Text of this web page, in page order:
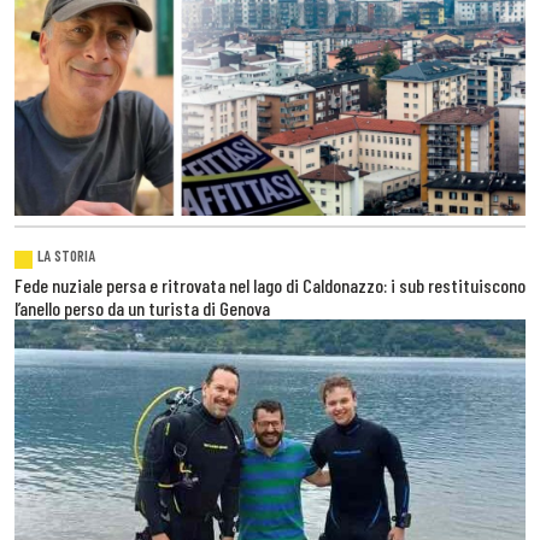
LA STORIA
Fede nuziale persa e ritrovata nel lago di Caldonazzo: i sub restituiscono
l’anello perso da un turista di Genova